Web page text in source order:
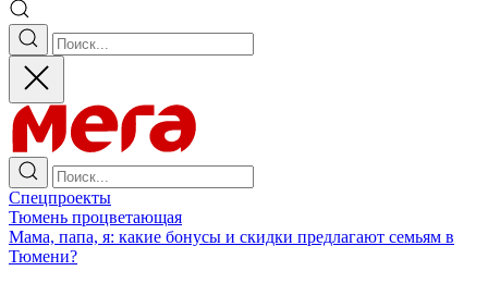
Спецпроекты
Тюмень процветающая
Мама, папа, я: какие бонусы и скидки предлагают семьям в
Тюмени?